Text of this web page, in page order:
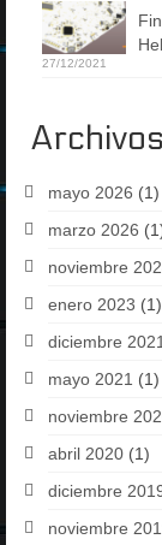
27/12/2021
Archivos
mayo 2026 (1)
marzo 2026
noviembre
enero 2023 (1)
diciembre 2021
mayo 2021 (1)
noviembre
abril 2020 (1)
diciembre
noviembre